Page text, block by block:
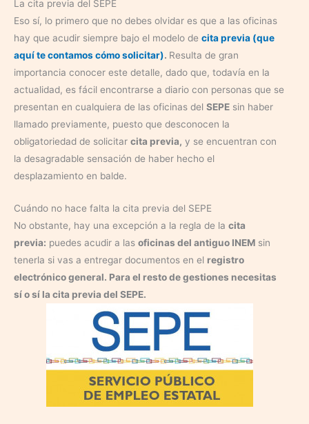
La cita previa del SEPE
Eso sí, lo primero que no debes olvidar es que a las oficinas
hay que acudir siempre bajo el modelo de cita previa (que
aquí te contamos cómo solicitar). Resulta de gran
importancia conocer este detalle, dado que, todavía en la
actualidad, es fácil encontrarse a diario con personas que se
presentan en cualquiera de las oficinas del SEPE sin haber
llamado previamente, puesto que desconocen la
obligatoriedad de solicitar cita previa, y se encuentran con
la desagradable sensación de haber hecho el
desplazamiento en balde.
Cuándo no hace falta la cita previa del SEPE
No obstante, hay una excepción a la regla de la cita
previa: puedes acudir a las oficinas del antiguo INEM sin
tenerla si vas a entregar documentos en el registro
electrónico general. Para el resto de gestiones necesitas
sí o sí la cita previa del SEPE.